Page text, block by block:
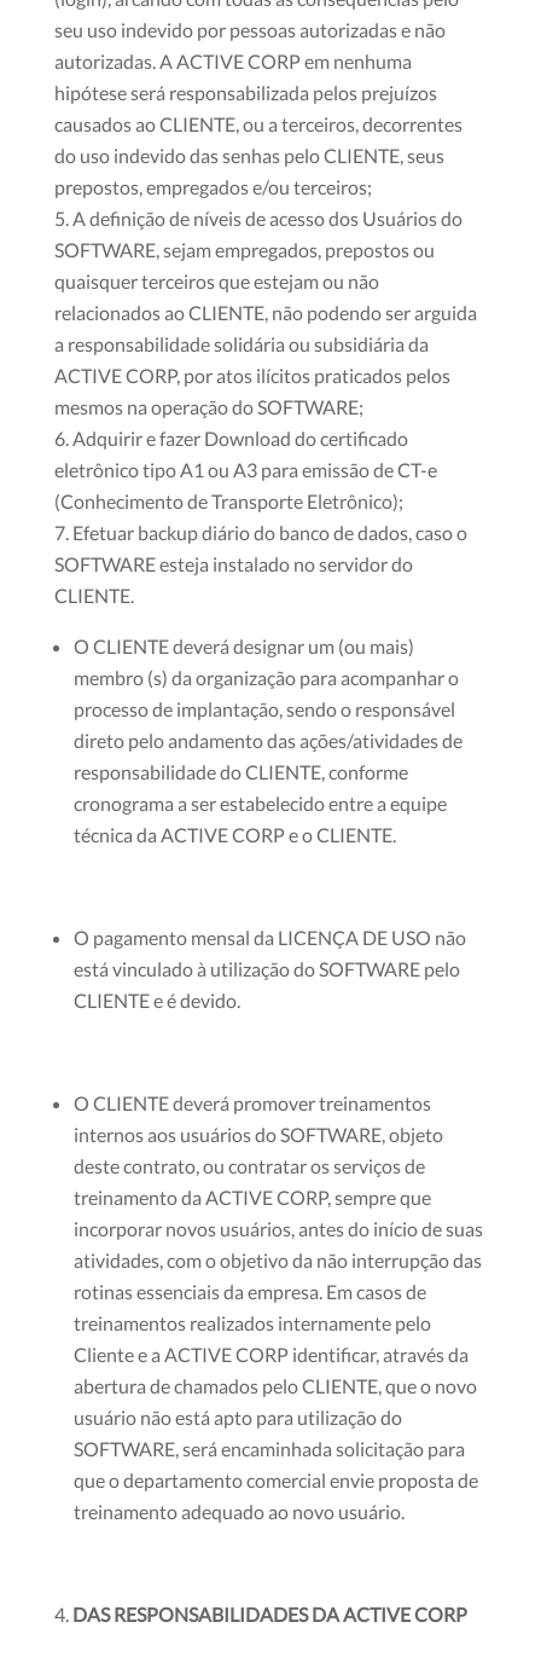
seu uso indevido por pessoas autorizadas e não
autorizadas. A ACTIVE CORP em nenhuma
hipótese será responsabilizada pelos prejuízos
causados ao CLIENTE, ou a terceiros, decorrentes
do uso indevido das senhas pelo CLIENTE, seus
prepostos, empregados e/ou terceiros;
A definição de níveis de acesso dos Usuários do
SOFTWARE, sejam empregados, prepostos ou
quaisquer terceiros que estejam ou não
relacionados ao CLIENTE, não podendo ser arguida
a responsabilidade solidária ou subsidiária da
ACTIVE CORP, por atos ilícitos praticados pelos
mesmos na operação do SOFTWARE;
Adquirir e fazer Download do certificado
eletrônico tipo A1 ou A3 para emissão de CT-e
(Conhecimento de Transporte Eletrônico);
Efetuar backup diário do banco de dados, caso o
SOFTWARE esteja instalado no servidor do
CLIENTE.
O CLIENTE deverá designar um (ou mais)
membro (s) da organização para acompanhar o
processo de implantação, sendo o responsável
direto pelo andamento das ações/atividades de
responsabilidade do CLIENTE, conforme
cronograma a ser estabelecido entre a equipe
técnica da ACTIVE CORP e o CLIENTE.
O pagamento mensal da LICENÇA DE USO não
está vinculado à utilização do SOFTWARE pelo
CLIENTE e é devido.
O CLIENTE deverá promover treinamentos
internos aos usuários do SOFTWARE, objeto
deste contrato, ou contratar os serviços de
treinamento da ACTIVE CORP, sempre que
incorporar novos usuários, antes do início de suas
atividades, com o objetivo da não interrupção das
rotinas essenciais da empresa. Em casos de
treinamentos realizados internamente pelo
Cliente e a ACTIVE CORP identificar, através da
abertura de chamados pelo CLIENTE, que o novo
usuário não está apto para utilização do
SOFTWARE, será encaminhada solicitação para
que o departamento comercial envie proposta de
treinamento adequado ao novo usuário.
DAS RESPONSABILIDADES DA ACTIVE CORP